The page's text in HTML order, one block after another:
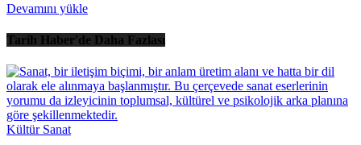
Devamını yükle
Tarih Haber'de Daha Fazlası
Kültür Sanat